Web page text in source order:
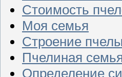
Стоимость
Моя семья
Строение пчелы
Пчелиная
Определение